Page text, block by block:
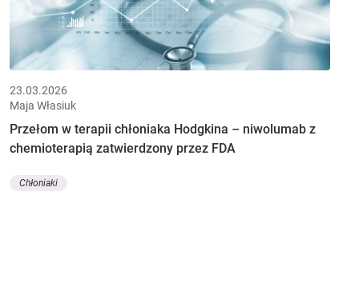
23.03.2026
Maja Własiuk
Przełom w terapii chłoniaka Hodgkina – niwolumab z
chemioterapią zatwierdzony przez FDA
Chłoniaki